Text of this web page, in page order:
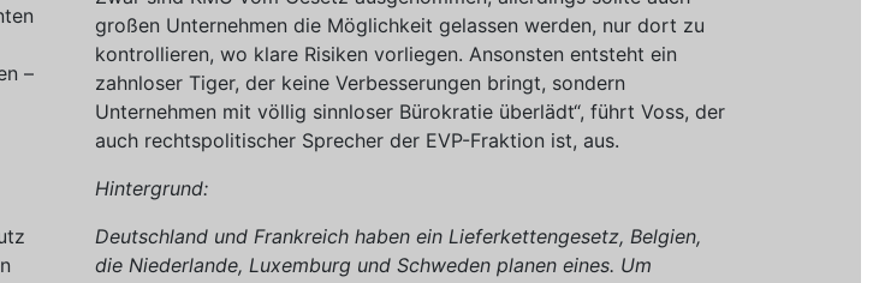
–
großen Unternehmen die Möglichkeit gelassen werden, nur dort zu
kontrollieren, wo klare Risiken vorliegen. Ansonsten entsteht ein
zahnloser Tiger, der keine Verbesserungen bringt, sondern
Unternehmen mit völlig sinnloser Bürokratie überlädt“, führt Voss, der
auch rechtspolitischer Sprecher der EVP-Fraktion ist, aus.
Hintergrund:
Deutschland und Frankreich haben ein Lieferkettengesetz, Belgien,
die Niederlande, Luxemburg und Schweden planen eines. Um